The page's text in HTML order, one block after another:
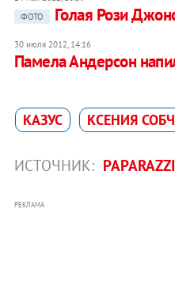
ФОТО
Голая Рози
30 июля 2012, 14:16
Памела Андерсон
КАЗУС КСЕНИЯ
ИСТОЧНИК:
РЕКЛАМА